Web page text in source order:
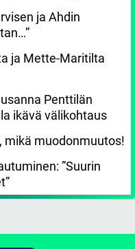
ja Ahdin
ja Mette-Maritilta
Penttilän
ikävä välikohtaus
mikä muodonmuutos!
”Suurin